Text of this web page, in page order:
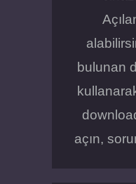
bulunan
açın,